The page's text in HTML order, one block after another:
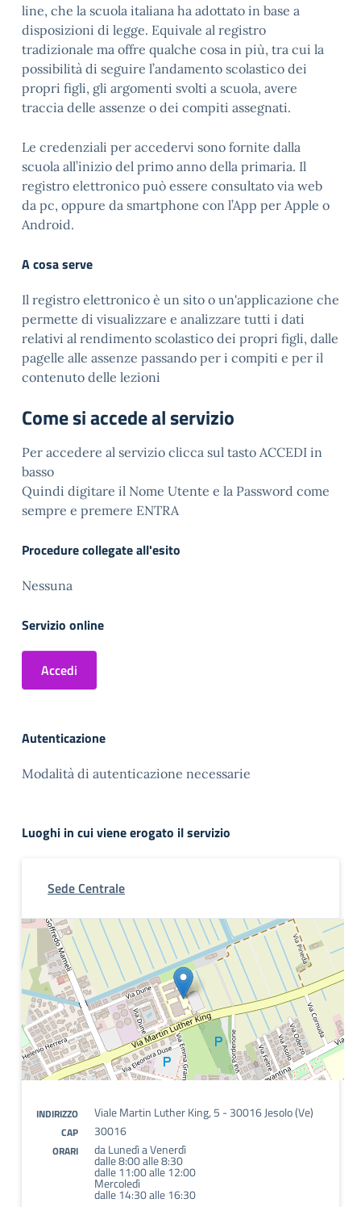
line, che la scuola italiana ha adottato in base a
disposizioni di legge. Equivale al registro
tradizionale ma offre qualche cosa in più, tra cui la
possibilità di seguire l’andamento scolastico dei
propri figli, gli argomenti svolti a scuola, avere
traccia delle assenze o dei compiti assegnati.
Le credenziali per accedervi sono fornite dalla
scuola all’inizio del primo anno della primaria. Il
registro elettronico può essere consultato via web
da pc, oppure da smartphone con l’App per Apple o
Android.
A cosa serve
Il registro elettronico è un sito o un'applicazione che
permette di visualizzare e analizzare tutti i dati
relativi al rendimento scolastico dei propri figli, dalle
pagelle alle assenze passando per i compiti e per il
contenuto delle lezioni
Come si accede al servizio
Per accedere al servizio clicca sul tasto ACCEDI in
basso
Quindi digitare il Nome Utente e la Password come
sempre e premere ENTRA
Procedure collegate all'esito
Nessuna
Servizio online
Accedi
Autenticazione
Modalità di autenticazione necessarie
Luoghi in cui viene erogato il servizio
Sede Centrale
INDIRIZZO Viale Martin Luther King, 5 - 30016 Jesolo (Ve)
CAP 30016
ORARI da Lunedì a Venerdì
dalle 8:00 alle 8:30
dalle 11:00 alle 12:00
Mercoledì
dalle 14:30 alle 16:30